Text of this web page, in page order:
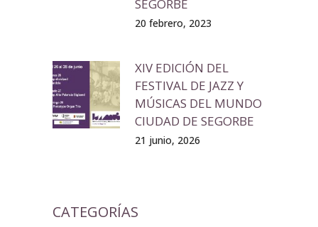
SEGORBE
20 febrero, 2023
XIV EDICIÓN DEL
FESTIVAL DE JAZZ Y
MÚSICAS DEL MUNDO
CIUDAD DE SEGORBE
21 junio, 2026
CATEGORÍAS